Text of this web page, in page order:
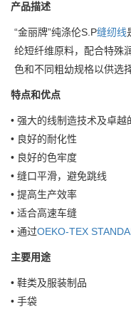
产品描述
“金丽牌”纯涤伦S.P缝纫线
纶短纤维原料，配合特殊
色和不同粗幼规格以供选
特点和优点
• 强大的线制造技术及卓越
• 良好的耐化性
• 良好的色牢度
• 缝口平滑，避免跳线
• 提高生产效率
• 适合高速车缝
• 通过OEKO-TEX
主要用途
• 鞋类及服装制品
• 手袋